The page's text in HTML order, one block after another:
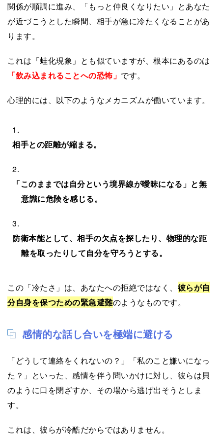
関係が順調に進み、「もっと仲良くなりたい」とあなた
が近づこうとした瞬間、相手が急に冷たくなることがあ
ります。
これは「蛙化現象」とも似ていますが、根本にあるのは
「飲み込まれることへの恐怖」 です。
心理的には、以下のようなメカニズムが働いています。
相手との距離が縮まる。
「このままでは自分という境界線が曖昧になる」と無
意識に危険を感じる。
防衛本能として、相手の欠点を探したり、物理的な距
離を取ったりして自分を守ろうとする。
この「冷たさ」は、あなたへの拒絶ではなく、 彼らが自
分自身を保つための緊急避難のようなものです。
感情的な話し合いを極端に避ける
「どうして連絡をくれないの？」「私のこと嫌いになっ
た？」といった、感情を伴う問いかけに対し、彼らは貝
のように口を閉ざすか、その場から逃げ出そうとしま
す。
これは、彼らが冷酷だからではありません。